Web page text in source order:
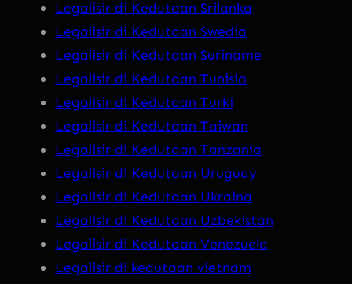
Legalisir di Kedutaan Srilanka
Legalisir di Kedutaan Swedia
Legalisir di Kedutaan Suriname
Legalisir di Kedutaan Tunisia
Legalisir di Kedutaan Turki
Legalisir di Kedutaan Taiwan
Legalisir di Kedutaan Tanzania
Legalisir di Kedutaan Uruguay
Legalisir di Kedutaan Ukraina
Legalisir di Kedutaan Uzbekistan
Legalisir di Kedutaan Venezuela
Legalisir di kedutaan vietnam